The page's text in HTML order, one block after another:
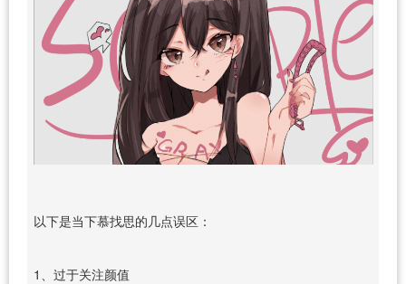
以下是当下慕找思的几点误区：
1、过于关注颜值